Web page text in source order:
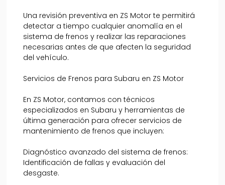
Una revisión preventiva en ZS Motor te permitirá
detectar a tiempo cualquier anomalía en el
sistema de frenos y realizar las reparaciones
necesarias antes de que afecten la seguridad
del vehículo.
Servicios de Frenos para Subaru en ZS Motor
En ZS Motor, contamos con técnicos
especializados en Subaru y herramientas de
última generación para ofrecer servicios de
mantenimiento de frenos que incluyen:
Diagnóstico avanzado del sistema de frenos:
Identificación de fallas y evaluación del
desgaste.